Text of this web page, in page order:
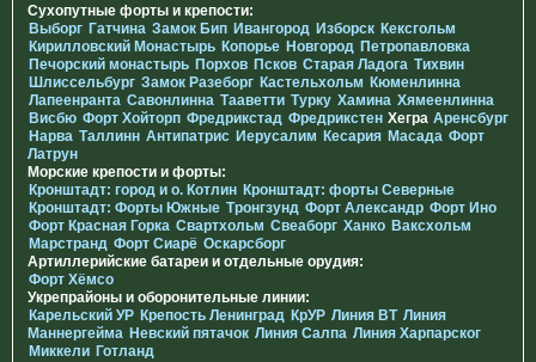
Сухопутные форты и крепости:
Выборг Гатчина Замок Бип Ивангород Изборск Кексгольм
Кирилловский Монастырь Копорье Новгород Петропавловка
Печорcкий монастырь Порхов Псков Старая Ладога Тихвин
Шлиссельбург Замок Разеборг Кастельхольм Кюменлинна
Лапеенранта Савонлинна Тааветти Турку Хамина Хямеенлинна
Висбю Форт Хойторп Фредрикстад Фредрикстен Хегра Аренсбург
Нарва Таллинн Антипатрис Иерусалим Кесария Масада Форт
Латрун
Морские крепости и форты:
Кронштадт: город и о. Котлин Кронштадт: форты Северные
Кронштадт: Форты Южные Тронгзунд Форт Александр Форт Ино
Форт Красная Горка Свартхольм Свеаборг Ханко Ваксхольм
Марстранд Форт Сиарё Оскарсборг
Артиллерийские батареи и отдельные орудия:
Форт Хёмсо
Укрепрайоны и оборонительные линии:
Карельский УР Крепость Ленинград КрУР Линия ВТ Линия
Маннергейма Невский пятачок Линия Салпа Линия Харпарског
Миккели Готланд